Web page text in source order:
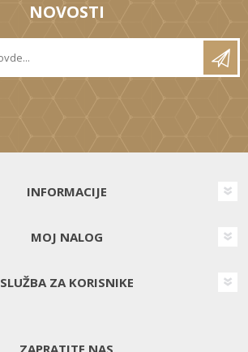
NOVOSTI
INFORMACIJE
MOJ NALOG
SLUŽBA ZA KORISNIKE